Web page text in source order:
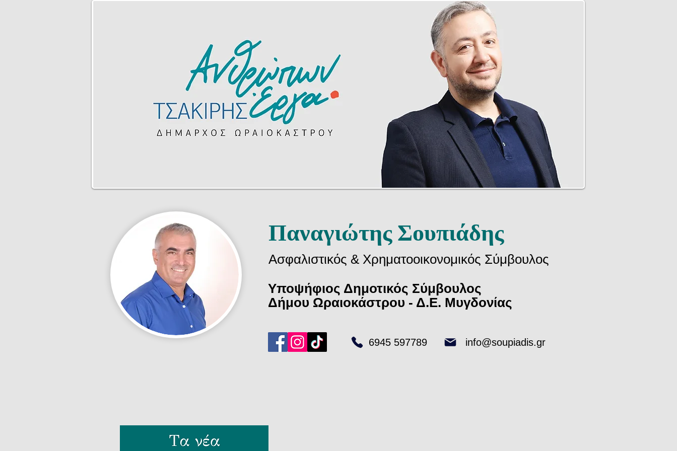
Παναγιώτης Σουπιάδης
Ασφαλιστικός & Χρηματοοικονομικός Σύμβουλος
Υποψήφιος Δημοτικός Σύμβουλος
Δήμου Ωραιοκάστρου - Δ.Ε. Μυγδονίας
6945 597789 info@soupiadis.gr